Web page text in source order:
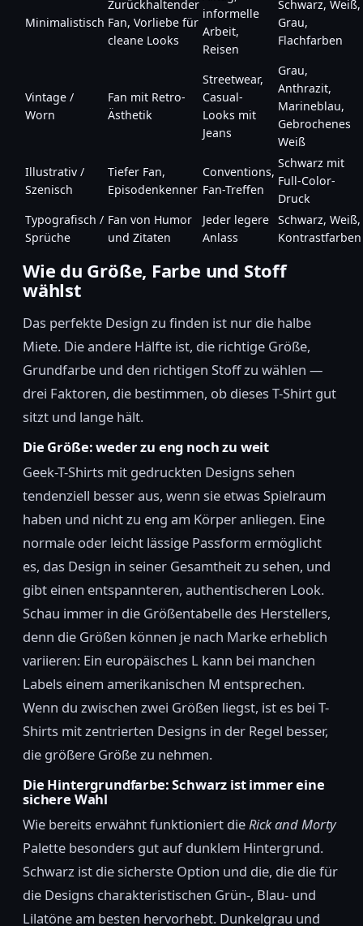
Minimalistisch
Zurückhaltender
Fan, Vorliebe für
cleane Looks
informelle
Arbeit,
Reisen
Schwarz, Weiß,
Grau,
Flachfarben
Vintage /
Worn
Fan mit Retro-
Ästhetik
Streetwear,
Casual-
Looks mit
Jeans
Grau,
Anthrazit,
Marineblau,
Gebrochenes
Weiß
Illustrativ /
Szenisch
Tiefer Fan,
Episodenkenner
Conventions,
Fan-Treffen
Schwarz mit
Full-Color-
Druck
Typografisch /
Sprüche
Fan von Humor
und Zitaten
Jeder legere
Anlass
Schwarz, Weiß,
Kontrastfarben
Wie du Größe, Farbe und Stoff
wählst
Das perfekte Design zu finden ist nur die halbe
Miete. Die andere Hälfte ist, die richtige Größe,
Grundfarbe und den richtigen Stoff zu wählen —
drei Faktoren, die bestimmen, ob dieses T-Shirt gut
sitzt und lange hält.
Die Größe: weder zu eng noch zu weit
Geek-T-Shirts mit gedruckten Designs sehen
tendenziell besser aus, wenn sie etwas Spielraum
haben und nicht zu eng am Körper anliegen. Eine
normale oder leicht lässige Passform ermöglicht
es, das Design in seiner Gesamtheit zu sehen, und
gibt einen entspannteren, authentischeren Look.
Schau immer in die Größentabelle des Herstellers,
denn die Größen können je nach Marke erheblich
variieren: Ein europäisches L kann bei manchen
Labels einem amerikanischen M entsprechen.
Wenn du zwischen zwei Größen liegst, ist es bei T-
Shirts mit zentrierten Designs in der Regel besser,
die größere Größe zu nehmen.
Die Hintergrundfarbe: Schwarz ist immer eine
sichere Wahl
Wie bereits erwähnt funktioniert die Rick and Morty
Palette besonders gut auf dunklem Hintergrund.
Schwarz ist die sicherste Option und die, die die für
die Designs charakteristischen Grün-, Blau- und
Lilatöne am besten hervorhebt. Dunkelgrau und